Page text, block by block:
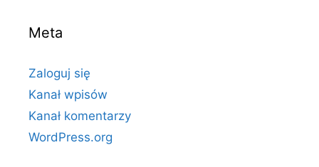
Meta
Zaloguj się
Kanał wpisów
Kanał komentarzy
WordPress.org